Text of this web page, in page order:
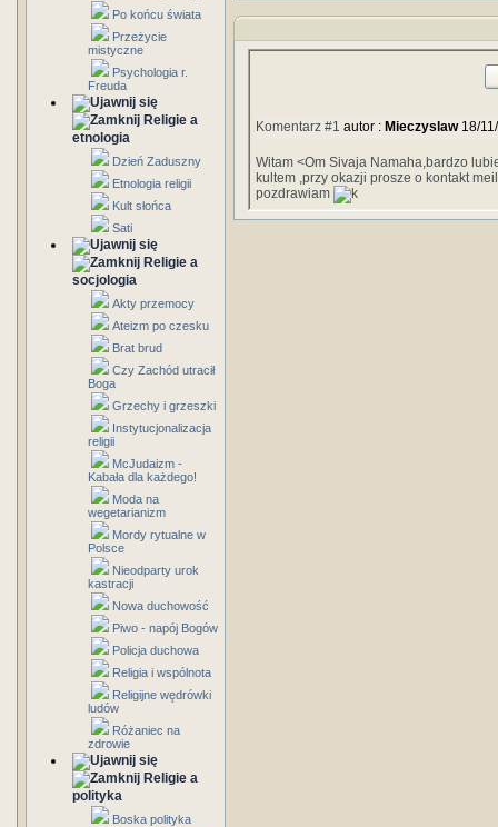
Po końcu świata
Przeżycie
mistyczne
Psychologia r.
Freuda
Religie a
etnologia
Dzień Zaduszny
Etnologia religii
Kult słońca
Sati
Religie a
socjologia
Akty przemocy
Ateizm po czesku
Brat brud
Czy Zachód utracił
Boga
Grzechy i grzeszki
Instytucjonalizacja
religii
McJudaizm -
Kabała dla każdego!
Moda na
wegetarianizm
Mordy rytualne w
Polsce
Nieodparty urok
kastracji
Nowa duchowość
Piwo - napój Bogów
Policja duchowa
Religia i wspólnota
Religijne wędrówki
ludów
Różaniec na
zdrowie
Religie a
polityka
Boska polityka
Komentarz #1 autor : Mieczyslaw18/
Witam <Om Sivaja Namaha,bardzo
kultem ,przy okazji prosze o kontakt
pozdrawiam